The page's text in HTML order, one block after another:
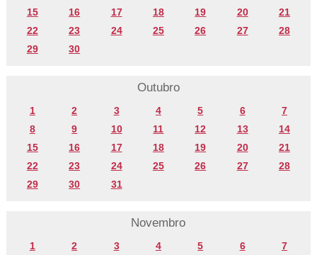
15
16 17 18 19 20
21
22
23 24 25 26 27
28
29
30
Outubro
1 2 3 4 5 6
7
8
9 10 11 12 13
14
15
16 17 18 19 20
21
22
23 24 25 26 27
28
29
30 31
Novembro
1 2 3 4 5 6
7